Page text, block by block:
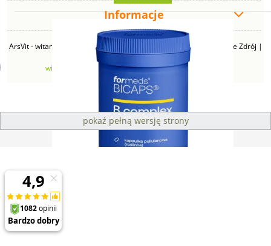
Formeds BICAPS B COMPLEX (120 kap)
Informacje
ArsVit - witaminyswanson.pl | ul. Zimowa 49B, 43-230 Goczałkowice Zdrój |
NIP: 6381219140 | REGON: 276280385 | Email:
witaminyswanson@gmail.com| Telefon:665 626 833
pokaż pełną wersję strony
Sklep internetowy Shoper Premium